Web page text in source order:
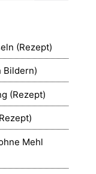
(Rezept)
Bildern)
(Rezept)
Mehl